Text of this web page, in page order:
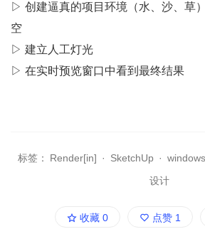
▷ 创建逼真的项目环境（水、沙、草
空
▷ 建立人工灯光
▷ 在实时预览窗口中看到最终结果
标签： Render[in] · SketchUp · windows
设计
收藏 0 点赞 1